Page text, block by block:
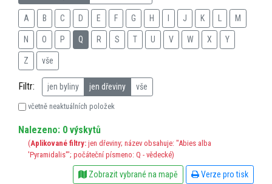
A B C D E F G H J K M
N O P Q R S T U V W X Y
Z vše
Filtr: jen byliny jen dřeviny vše
včetně neaktuálních položek
Nalezeno: 0 výskytů
(Aplikované filtry: jen dřeviny; název obsahuje: "Abies alba
'Pyramidalis'"; počáteční písmeno: Q - vědecké)
Zobrazit vybrané na mapě Verze pro tisk